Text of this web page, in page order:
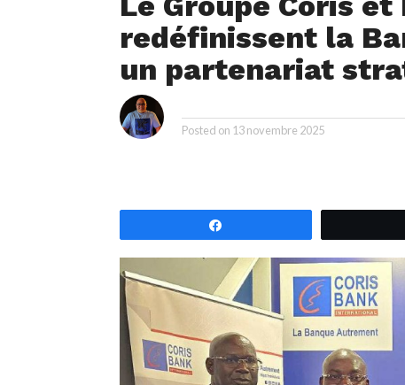
redéfinissent la
un partenariat
Posted on 13 novembre 2025